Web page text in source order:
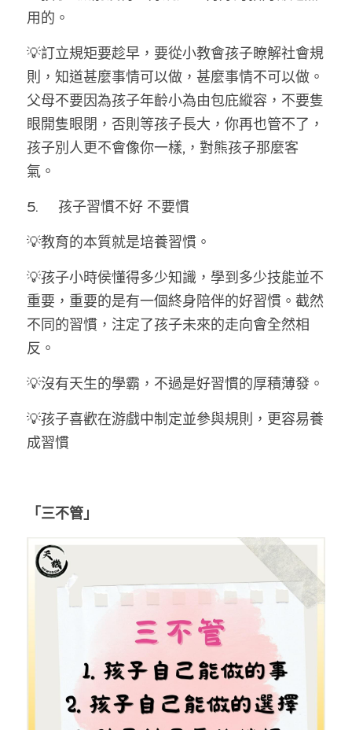
用的。
💡訂立規矩要趁早，要從小教會孩子瞭解社會規
則，知道甚麼事情可以做，甚麼事情不可以做。
父母不要因為孩子年齡小為由包庇縱容，不要隻
眼開隻眼閉，否則等孩子長大，你再也管不了，
孩子別人更不會像你一樣,，對熊孩子那麼客
氣。
5.	孩子習慣不好 不要慣
💡教育的本質就是培養習慣。
💡孩子小時侯懂得多少知識，學到多少技能並不
重要，重要的是有一個終身陪伴的好習慣。截然
不同的習慣，注定了孩子未來的走向會全然相
反。
💡沒有天生的學霸，不過是好習慣的厚積薄發。
💡孩子喜歡在游戲中制定並參與規則，更容易養
成習慣
「三不管」